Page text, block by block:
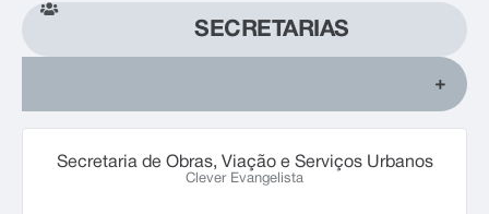
SECRETARIAS
Secretaria de Obras, Viação e Serviços Urbanos
Clever Evangelista